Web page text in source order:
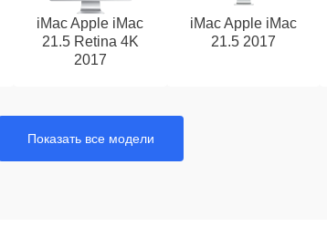
iMac Apple iMac
21.5 Retina 4K
2017
iMac Apple iMac
21.5 2017
Показать все модели